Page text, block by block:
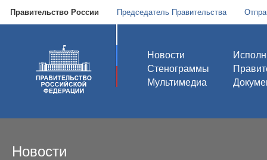
Правительство России Председатель Правительства
Новости
Стенограммы
Мультимедиа
Новости